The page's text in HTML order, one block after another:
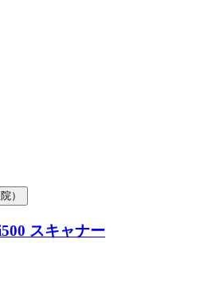
）
スキャナー